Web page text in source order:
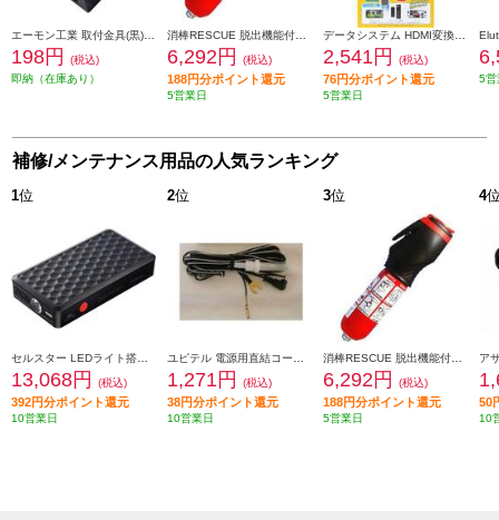
198円
(税込)
即納（在庫あり）
6,292円 (税込)
188円分ポイント還元
5営業日
2,541円 (税込)
76円分ポイント還元
5営業日
5営
補修/メンテナンス用品の人気ランキング
1位
13,068円 (税込)
392円分ポイント還元
10営業日
2位
1,271円 (税込)
38円分ポイント還元
10営業日
3位
6,292円 (税込)
188円分ポイント還元
5営業日
4
50
10